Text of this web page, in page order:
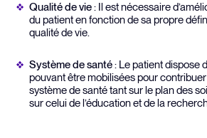
Qualité de vie: Il est nécessaire
du patient en fonction de sa propre
qualité de vie.
Système de santé: Le patient dispose
pouvant être mobilisées pour contribuer
système de santé tant sur le plan des
sur celui de l’éducation et de la